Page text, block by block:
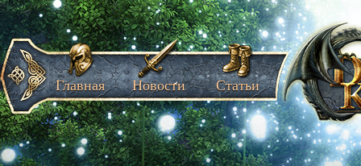
Главная Новости Статьи